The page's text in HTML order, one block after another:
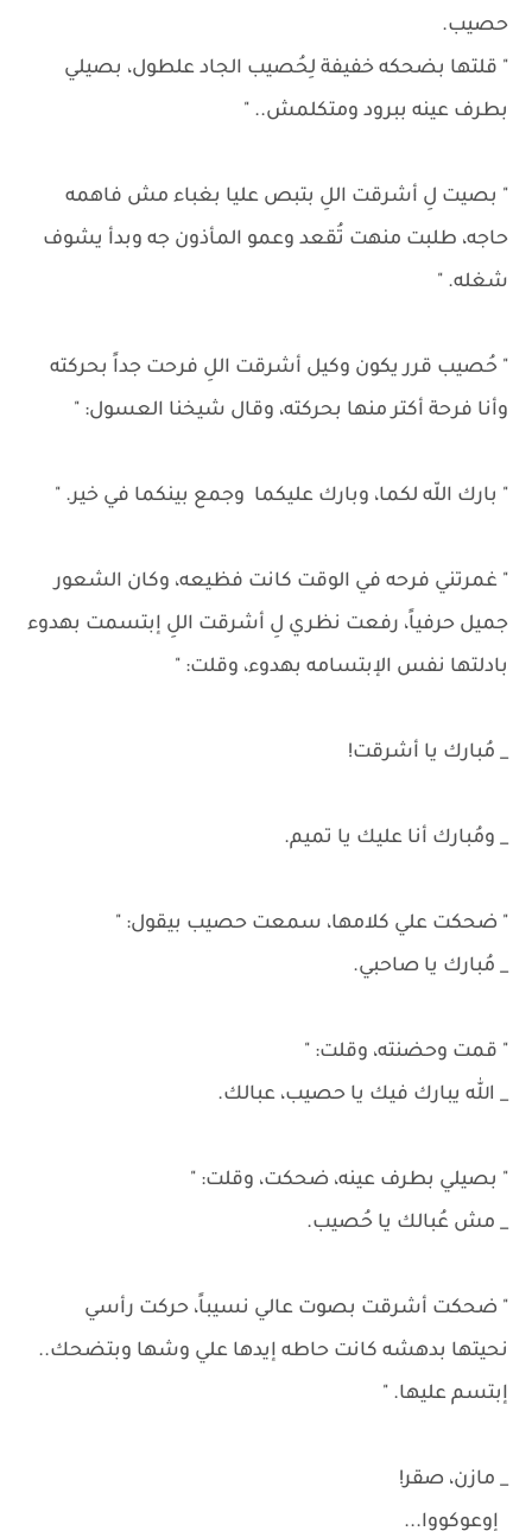
حصيب.
" قلتها بضحكه خفيفة لِحُصيب الجاد علطول، بصيلي
بطرف عينه ببرود ومتكلمش.. "
" بصيت لِ أشرقت اللِ بتبص عليا بغباء مش فاهمه
حاجه، طلبت منهت تُقعد وعمو المأذون جه وبدأ يشوف
شغله. "
" حُصيب قرر يكون وكيل أشرقت اللِ فرحت جداً بحركته
وأنا فرحة أكتر منها بحركته، وقال شيخنا العسول: "
" بارك اللّه لكما، وبارك عليكما وجمع بينكما في خير. "
" غمرتني فرحه في الوقت كانت فظيعه، وكان الشعور
جميل حرفياً، رفعت نظري لِ أشرقت اللِ إبتسمت بهدوء
بادلتها نفس الإبتسامه بهدوء، وقلت: "
_ مُبارك يا أشرقت!
_ ومُبارك أنا عليك يا تميم.
" ضحكت علي كلامها، سمعت حصيب بيقول: "
_ مُبارك يا صاحبي.
" قمت وحضنته، وقلت: "
_ الله يبارك فيك يا حصيب، عبالك.
" بصيلي بطرف عينه، ضحكت، وقلت: "
_ مش عُبالك يا حُصيب.
" ضحكت أشرقت بصوت عالي نسيباً، حركت رأسي
نحيتها بدهشه كانت حاطه إيدها علي وشها وبتضحك..
إبتسم عليها. "
_ مازن، صقر!
إوعوكووا...